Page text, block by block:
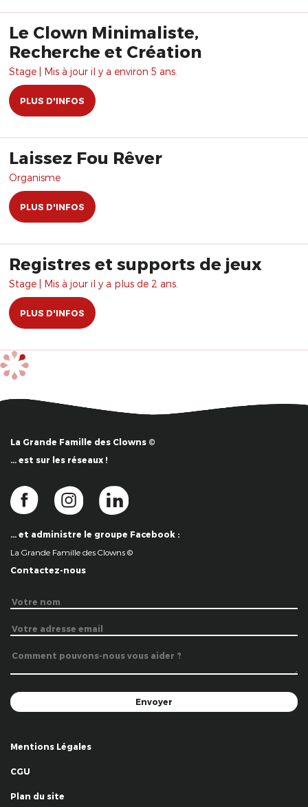
Le Clown Minimaliste,
Recherche et Création
Stage | Mis à jour il y a environ 5 ans.
PLUS D'INFOS
Laissez Fou Rêver
Organisme
PLUS D'INFOS
Registres et supports de jeux
Stage | Mis à jour il y a plus de 2 ans.
PLUS D'INFOS
La Grande Famille des Clowns ©
… est sur les réseaux !
… et administre le groupe Facebook :
La Grande Famille des Clowns ©
Contactez-nous
Mentions Légales
CGU
Plan du site